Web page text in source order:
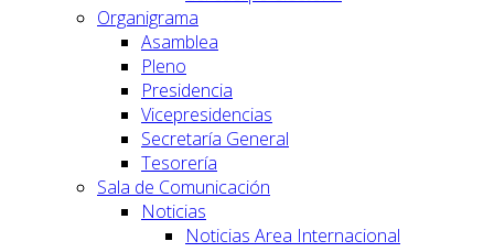
Organigrama
Asamblea
Pleno
Presidencia
Vicepresidencias
Secretaría General
Tesorería
Sala de Comunicación
Noticias
Noticias Area Internacional